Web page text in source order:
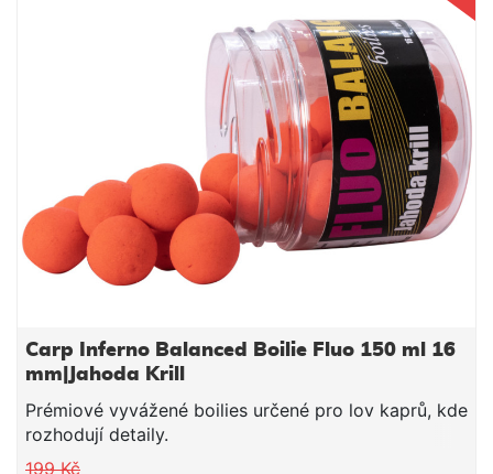
Carp Inferno Balanced Boilie Fluo 150 ml 16
mm|Jahoda Krill
Prémiové vyvážené boilies určené pro lov kaprů, kde
rozhodují detaily.
199 Kč